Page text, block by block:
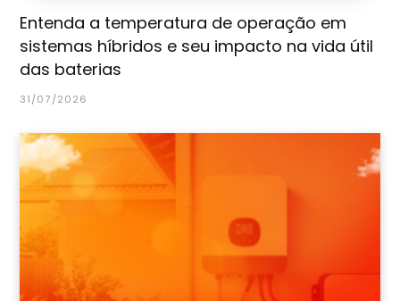
Entenda a temperatura de operação em
sistemas híbridos e seu impacto na vida útil
das baterias
31/07/2026